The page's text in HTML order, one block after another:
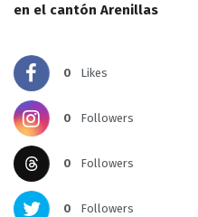
en el cantón Arenillas
0 Likes
0 Followers
0 Followers
0 Followers